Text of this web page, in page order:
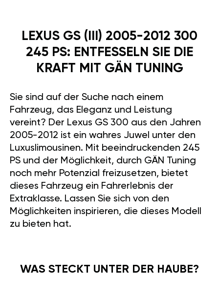
LEXUS GS (III) 2005-2012 300
245 PS: ENTFESSELN SIE DIE
KRAFT MIT GÄN TUNING
Sie sind auf der Suche nach einem
Fahrzeug, das Eleganz und Leistung
vereint? Der Lexus GS 300 aus den Jahren
2005-2012 ist ein wahres Juwel unter den
Luxuslimousinen. Mit beeindruckenden 245
PS und der Möglichkeit, durch GÄN Tuning
noch mehr Potenzial freizusetzen, bietet
dieses Fahrzeug ein Fahrerlebnis der
Extraklasse. Lassen Sie sich von den
Möglichkeiten inspirieren, die dieses Modell
zu bieten hat.
WAS STECKT UNTER DER HAUBE?